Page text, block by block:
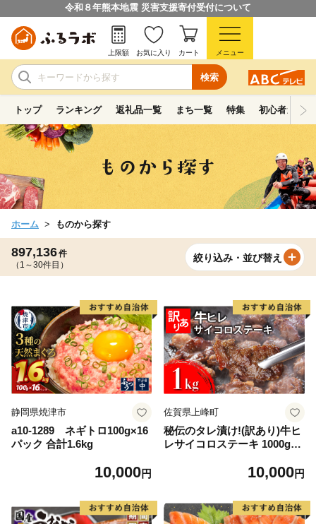
令和８年熊本地震 災害支援寄付受付について
検索
上限額 お気に入り カート メニュー
トップ ランキング 返礼品一覧 まち一覧 特集 初心者ガイド
ホーム ものから探す
897,136件
（1～30件目）
絞り込み・並び替え
静岡県焼津市
a10-1289 ネギトロ100g×16
パック 合計1.6kg
10,000円
佐賀県上峰町
秘伝のタレ漬け!(訳あり)牛ヒ
レサイコロステーキ 1000g
10,000円